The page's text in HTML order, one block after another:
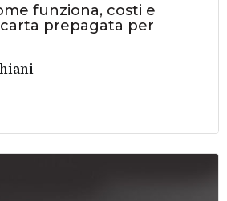
funziona, costi e
prepagata per